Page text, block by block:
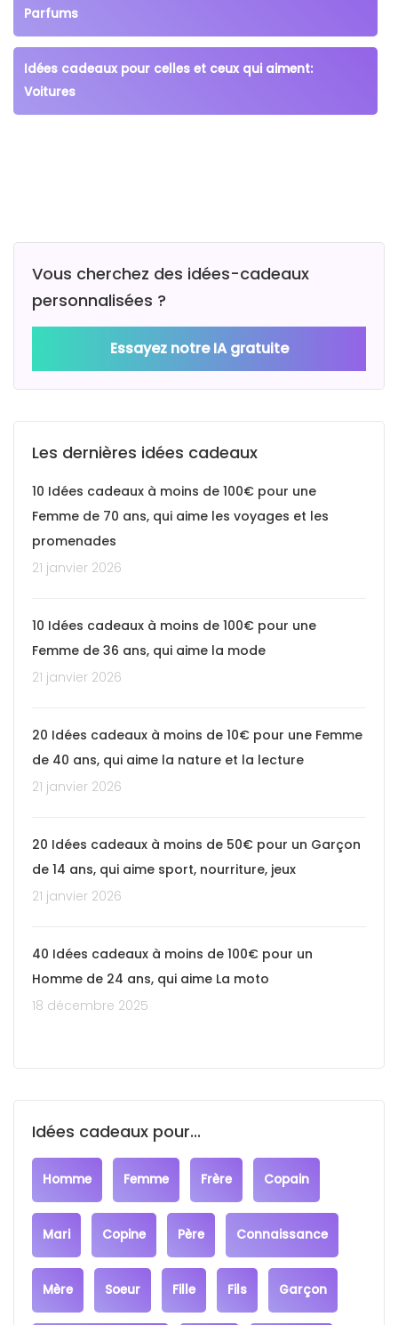
Parfums
Idées cadeaux pour celles et ceux qui aiment:
Voitures
Vous cherchez des idées-cadeaux
personnalisées ?
Essayez notre IA gratuite
Les dernières idées cadeaux
10 Idées cadeaux à moins de 100€ pour une
Femme de 70 ans, qui aime les voyages et les
promenades
21 janvier 2026
10 Idées cadeaux à moins de 100€ pour une
Femme de 36 ans, qui aime la mode
21 janvier 2026
20 Idées cadeaux à moins de 10€ pour une Femme
de 40 ans, qui aime la nature et la lecture
21 janvier 2026
20 Idées cadeaux à moins de 50€ pour un Garçon
de 14 ans, qui aime sport, nourriture, jeux
21 janvier 2026
40 Idées cadeaux à moins de 100€ pour un
Homme de 24 ans, qui aime La moto
18 décembre 2025
Idées cadeaux pour...
Homme Femme Frère Copain
Mari Copine Père Connaissance
Mère Soeur Fille Fils Garçon